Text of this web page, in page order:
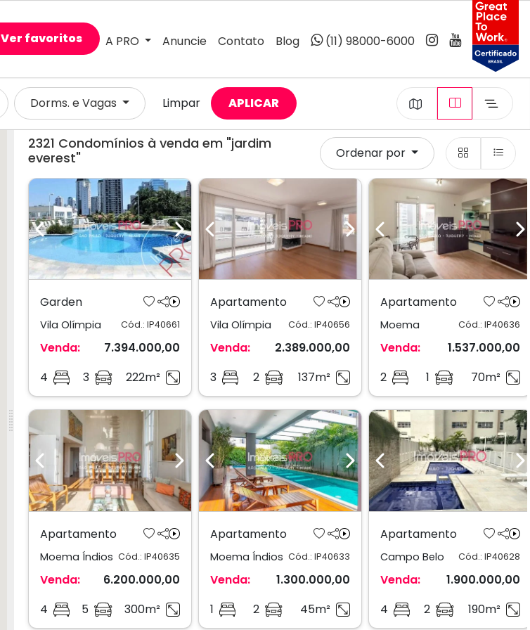
Ver favoritos A PRO Anuncie Contato Blog (11) 98000-6000
Dorms. e Vagas Limpar APLICAR
2321 Condomínios à venda em "jardim
everest"
Ordenar por
Previous Next
Garden
Vila Olímpia Cód.: IP40661
Venda:
7.394.000,00
4
3 222m²
Previous Next
Apartamento
Vila Olímpia Cód.: IP40656
Venda:
2.389.000,00
3
2 137m²
Previous
Apartamento
Moema Cód.: IP40636
Venda:
1.537.000,00
2
1 70m²
Previous Next
Apartamento
Moema Índios Cód.: IP40635
Venda:
6.200.000,00
4
5 300m²
Previous Next
Apartamento
Moema Índios Cód.: IP40633
Venda:
1.300.000,00
1
2 45m²
Previous
Apartamento
Campo Belo Cód.: IP40628
Venda:
1.900.000,00
4
2 190m²